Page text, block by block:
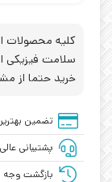
کلیه محصولات
سلامت فیزیکی
خرید حتما از
تضمین
پشتیبانی عالی ۲۴ ساعته، ۷ روز هفته
بازگشت وجه